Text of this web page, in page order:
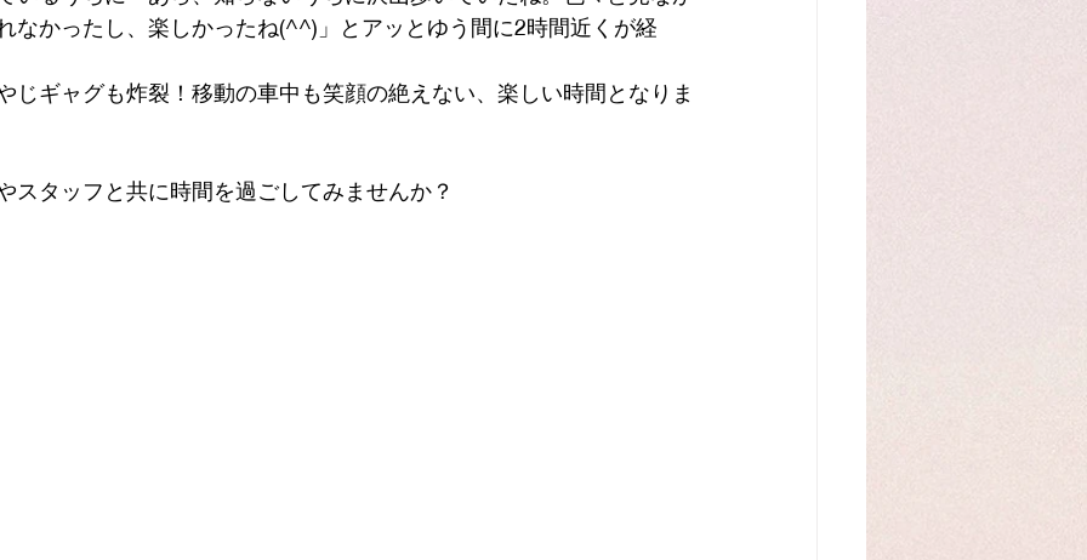
なかったし、楽しかったね(^^)」とアッとゆう間に2時間近くが経
じギャグも炸裂！移動の車中も笑顔の絶えない、楽しい時間となりま
スタッフと共に時間を過ごしてみませんか？